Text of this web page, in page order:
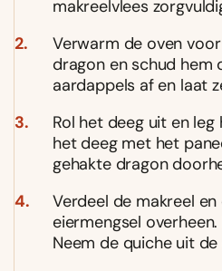
makreelvlees
Verwarm de oven
dragon en schud hem
aardappels af en laat
Rol het deeg uit en
het deeg met het
gehakte dragon
Verdeel de makreel
eiermengsel
Neem de quiche uit